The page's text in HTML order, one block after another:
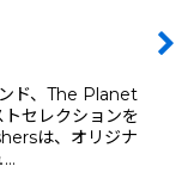
ド、The Planet
セレクションを
は、オリジナ
…